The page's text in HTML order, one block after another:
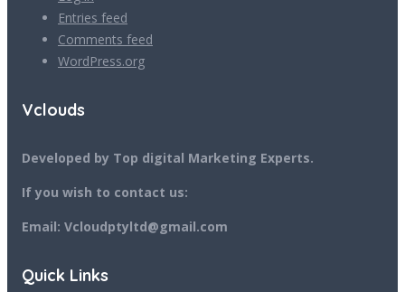
Entries feed
Comments feed
WordPress.org
Vclouds
Developed by Top digital Marketing Experts.
If you wish to contact us:
Email: Vcloudptyltd@gmail.com
Quick Links